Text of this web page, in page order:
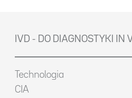
IVD - DO DIAGNOSTYKI IN
Technologia
CIA